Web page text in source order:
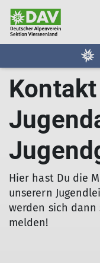
Hier hast Du die
unserern
werden sich
melden!